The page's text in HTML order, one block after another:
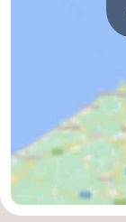
Heist
Zeebrugge
Blankenberge
-
Wenduine
Wetter